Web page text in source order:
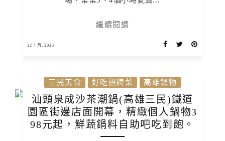
繼續閱讀
12 7 月, 2025
三民美食 好吃招牌菜 高雄鍋物
汕頭泉成沙茶潮鍋(高雄三民)鐵道
園區街邊店面開幕，精緻個人鍋物3
98元起，鮮蔬鍋料自助吧吃到飽。